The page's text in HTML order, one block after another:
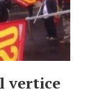
vertice